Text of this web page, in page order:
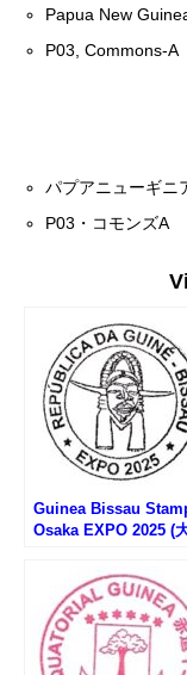
Papua New
P03, Commons-A
パプアニューギニ
P03・コモンズA
Guinea Bissau
Osaka EXPO 2025 (